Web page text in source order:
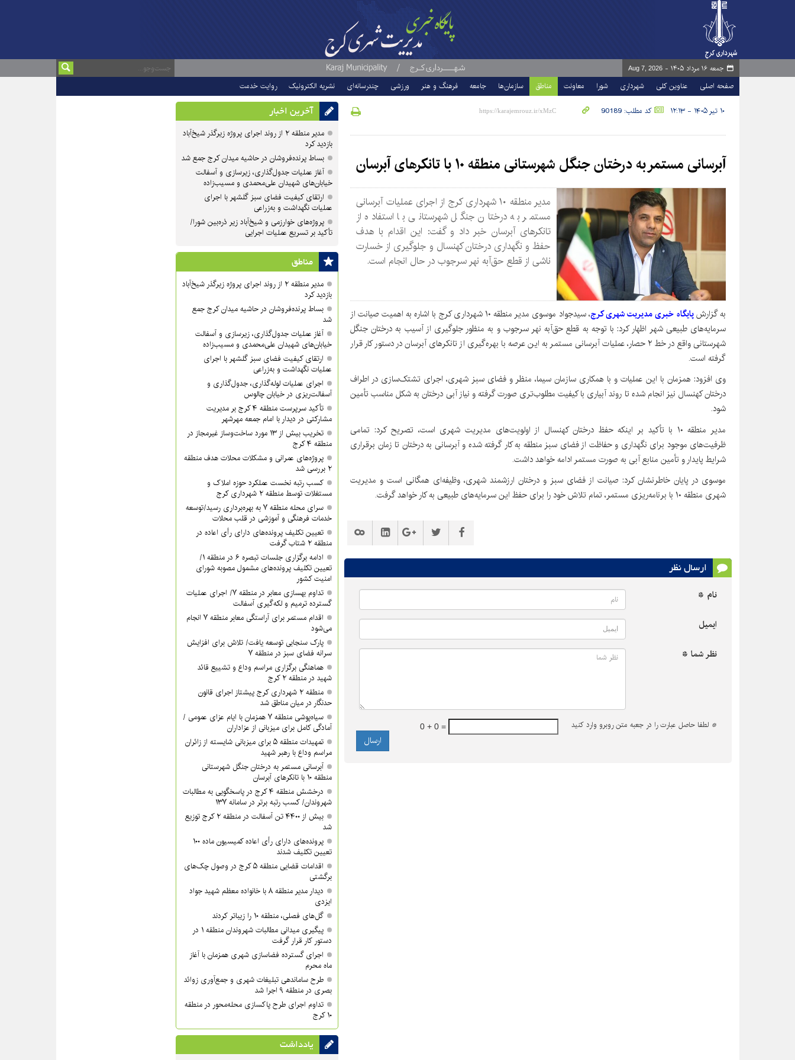
جمعه ۱۶ مرداد ۱۴۰۵ - Aug 7, 2026
صفحه اصلی عناوین کلی شهرداری شورا معاونت مناطق سازمان‌ها جامعه فرهنگ و هنر ورزشی چندرسانه‌ای نشریه الکترونیک روایت خدمت
۱۰ تیر ۱۴۰۵ - ۱۲:۱۳ کد مطلب: 90189
آبرسانی مستمر به درختان جنگل شهرستانی منطقه ۱۰ با تانکرهای آبرسان
مدیر منطقه ۱۰ شهرداری کرج از اجرای عملیات آبرسانی
مستمر به درختان جنگل شهرستانی با استفاده از
تانکرهای آبرسان خبر داد و گفت: این اقدام با هدف
حفظ و نگهداری درختان کهنسال و جلوگیری از خسارت
ناشی از قطع حق‌آبه نهر سرجوب در حال انجام است.
به گزارشپایگاه خبری مدیریت شهری کرج
، سیدجواد موسوی مدیر منطقه ۱۰ شهرداری کرج با اشاره به اهمیت صیانت از
سرمایه‌های طبیعی شهر اظهار کرد: با توجه به قطع حق‌آبه نهر سرجوب و به منظور جلوگیری از آسیب به درختان جنگل
شهرستانی واقع در خط ۲ حصار، عملیات آبرسانی مستمر به این عرصه با بهره‌گیری از تانکرهای آبرسان در دستور کار قرار
گرفته است.
وی افزود: همزمان با این عملیات و با همکاری سازمان سیما، منظر و فضای سبز شهری، اجرای تشتک‌سازی در اطراف
درختان کهنسال نیز انجام شده تا روند آبیاری با کیفیت مطلوب‌تری صورت گرفته و نیاز آبی درختان به شکل مناسب تأمین
شود.
مدیر منطقه ۱۰ با تأکید بر اینکه حفظ درختان کهنسال از اولویت‌های مدیریت شهری است، تصریح کرد: تمامی
ظرفیت‌های موجود برای نگهداری و حفاظت از فضای سبز منطقه به کار گرفته شده و آبرسانی به درختان تا زمان برقراری
شرایط پایدار و تأمین منابع آبی به صورت مستمر ادامه خواهد داشت.
موسوی در پایان خاطرنشان کرد: صیانت از فضای سبز و درختان ارزشمند شهری، وظیفه‌ای همگانی است و مدیریت
شهری منطقه ۱۰ با برنامه‌ریزی مستمر، تمام تلاش خود را برای حفظ این سرمایه‌های طبیعی به کار خواهد گرفت.
ارسال نظر
نام *
ایمیل
نظر شما *
* لطفا حاصل عبارت را در جعبه متن روبرو وارد کنید 0 + 0 =
آخرین اخبار
مدیر منطقه ۲ از روند اجرای پروژه زیرگذر شیخ‌آباد
بازدید کرد
بساط پرنده‌فروشان در حاشیه میدان کرج جمع شد
آغاز عملیات جدول‌گذاری، زیرسازی و آسفالت
خیابان‌های شهیدان علی‌محمدی و مسیب‌زاده
ارتقای کیفیت فضای سبز گلشهر با اجرای
عملیات نگهداشت و به‌زراعی
پروژه‌های خوارزمی و شیخ‌آباد زیر ذره‌بین شورا/
تأکید بر تسریع عملیات اجرایی
مناطق
مدیر منطقه ۲ از روند اجرای پروژه زیرگذر شیخ‌آباد
بازدید کرد
بساط پرنده‌فروشان در حاشیه میدان کرج جمع
شد
آغاز عملیات جدول‌گذاری، زیرسازی و آسفالت
خیابان‌های شهیدان علی‌محمدی و مسیب‌زاده
ارتقای کیفیت فضای سبز گلشهر با اجرای
عملیات نگهداشت و به‌زراعی
اجرای عملیات لوله‌گذاری، جدول‌گذاری و
آسفالت‌ریزی در خیابان چالوس
تأکید سرپرست منطقه ۴ کرج بر مدیریت
مشارکتی در دیدار با امام جمعه مهرشهر
تخریب بیش از ۱۳ مورد ساخت‌وساز غیرمجاز در
منطقه ۴ کرج
پروژه‌های عمرانی و مشکلات محلات هدف منطقه
۲ بررسی شد
کسب رتبه نخست عملکرد حوزه املاک و
مستغلات توسط منطقه ۲ شهرداری کرج
سرای محله منطقه ۷ به بهره‌برداری رسید/توسعه
خدمات فرهنگی و آموزشی در قلب محلات
تعیین تکلیف پرونده‌های دارای رأی اعاده در
منطقه ۲ شتاب گرفت
ادامه برگزاری جلسات تبصره ۶ در منطقه ۱/
تعیین تکلیف پرونده‌های مشمول مصوبه شورای
امنیت کشور
تداوم بهسازی معابر در منطقه ۷/ اجرای عملیات
گسترده ترمیم و لکه‌گیری آسفالت
اقدام مستمر برای آراستگی معابر منطقه ۷ انجام
می‌شود
پارک سنجابی توسعه یافت/ تلاش برای افزایش
سرانه فضای سبز در منطقه ۷
هماهنگی برگزاری مراسم وداع و تشییع قائد
شهید در منطقه ۲ کرج
منطقه ۲ شهرداری کرج پیشتاز اجرای قانون
حدنگار در میان مناطق شد
سیاه‌پوشی منطقه ۷ همزمان با ایام عزای عمومی /
آمادگی کامل برای میزبانی از عزاداران
تمهیدات منطقه ۵ برای میزبانی شایسته از زائران
مراسم وداع با رهبر شهید
آبرسانی مستمر به درختان جنگل شهرستانی
منطقه ۱۰ با تانکرهای آبرسان
درخشش منطقه ۴ کرج در پاسخگویی به مطالبات
شهروندان/ کسب رتبه برتر در سامانه ۱۳۷
بیش از ۴۴۰۰ تن آسفالت در منطقه ۲ کرج توزیع
شد
پرونده‌های دارای رأی اعاده کمیسیون ماده ۱۰۰
تعیین تکلیف شدند
اقدامات قضایی منطقه ۵ کرج در وصول چک‌های
برگشتی
دیدار مدیر منطقه ۸ با خانواده معظم شهید جواد
ایزدی
گل‌های فصلی، منطقه ۱۰ را زیباتر کردند
پیگیری میدانی مطالبات شهروندان منطقه ۱ در
دستور کار قرار گرفت
اجرای گسترده فضاسازی شهری همزمان با آغاز
ماه محرم
طرح ساماندهی تبلیغات شهری و جمع‌آوری زوائد
بصری در منطقه ۹ اجرا شد
تداوم اجرای طرح پاکسازی محله‌محور در منطقه
۱۰ کرج
یادداشت